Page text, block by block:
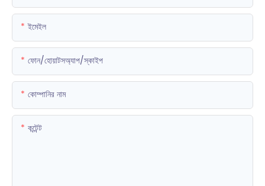
ইমেইল
ফোন/হোয়াটসঅ্যাপ/স্কাইপ
কোম্পানির নাম
কন্টেন্ট